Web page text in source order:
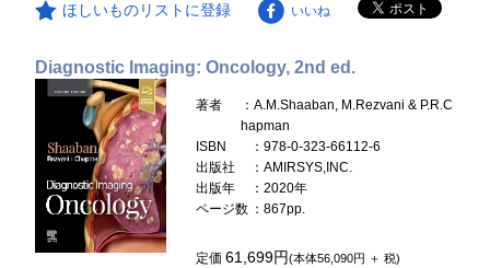
ほしいものリストに登録 いいね
Diagnostic Imaging: Oncology, 2nd ed.
著者
：A.M.Shaaban, M.Rezvani & P.R.C
hapman
ISBN
：978-0-323-66112-6
出版社
：AMIRSYS,INC.
出版年
：2020年
ページ数 ：867pp.
定価61,699円(本体56,090円 ＋ 税)